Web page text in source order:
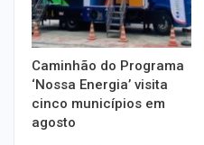
Caminhão do Programa
‘Nossa Energia’ visita
cinco municípios em
agosto